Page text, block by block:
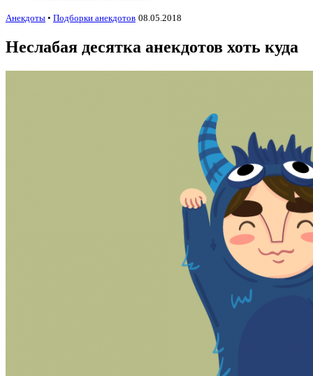
Анекдоты • Подборки анекдотов 08.05.2018
Неслабая десятка анекдотов хоть куда